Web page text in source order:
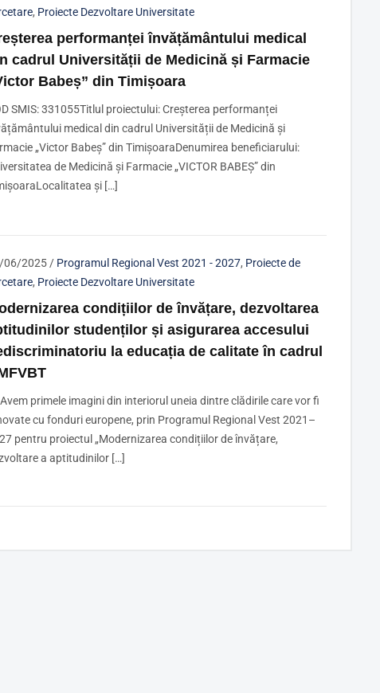
, Proiecte Dezvoltare Universitate
performanței învățământului medical
cadrul Universității de Medicină și Farmacie
Babeș” din Timișoara
SMIS: 331055Titlul proiectului: Creșterea performanței
medical din cadrul Universității de Medicină și
„Victor Babeș” din TimișoaraDenumirea beneficiarului:
de Medicină și Farmacie „VICTOR BABEŞ” din
și […]
06/2025/ Programul Regional Vest 2021 - 2027, Proiecte de
, Proiecte Dezvoltare Universitate
condițiilor de învățare, dezvoltarea
studenților și asigurarea accesului
la educația de calitate în cadrul
primele imagini din interiorul uneia dintre clădirile care vor fi
cu fonduri europene, prin Programul Regional Vest 2021–
pentru proiectul „Modernizarea condițiilor de învățare,
a aptitudinilor […]